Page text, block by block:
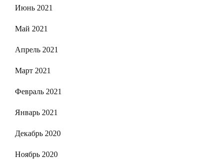
Июнь 2021
Май 2021
Апрель 2021
Март 2021
Февраль 2021
Январь 2021
Декабрь 2020
Ноябрь 2020